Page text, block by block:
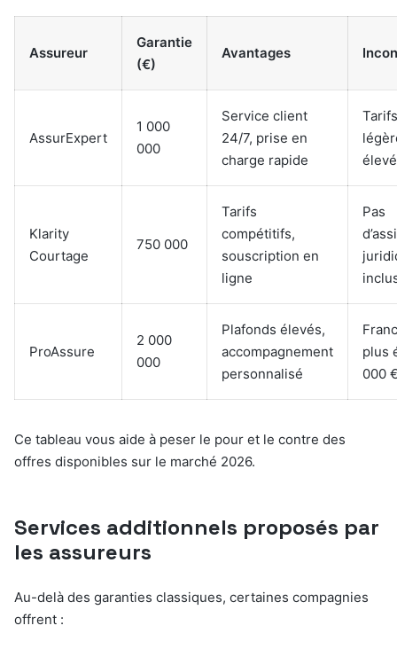
Assureur
Garantie
(€)
Avantages
AssurExpert
1 000
000
Service client
24/7, prise en
charge rapide
Tarifs
Klarity
Courtage
750 000
Tarifs
compétitifs,
souscription en
ligne
Pas
ProAssure
2 000
000
Plafonds élevés,
accompagnement
personnalisé
plus
000
Ce tableau vous aide à peser le pour et le contre des
offres disponibles sur le marché 2026.
Services additionnels proposés par
les assureurs
Au-delà des garanties classiques, certaines compagnies
offrent :